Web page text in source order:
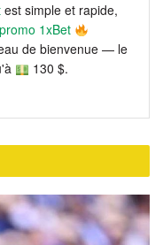
est simple et rapide,
1xBet
de bienvenue — le
130 $.